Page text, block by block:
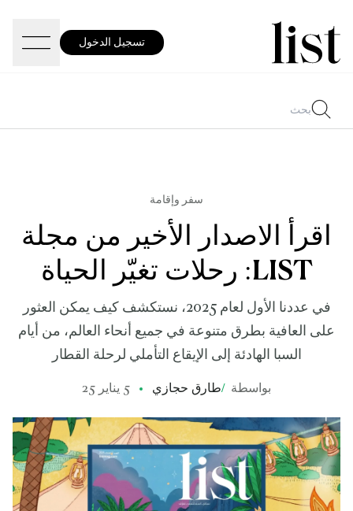
تسجيل الدخول
سفر وإقامة
اقرأ الاصدار الأخير من مجلة
LIST: رحلات تغيّر الحياة
في عددنا الأول لعام 2025، نستكشف كيف يمكن العثور
على العافية بطرق متنوعة في جميع أنحاء العالم، من أيام
السبا الهادئة إلى الإيقاع التأملي لرحلة القطار
بواسطة /طارق حجازي 5 يناير 25